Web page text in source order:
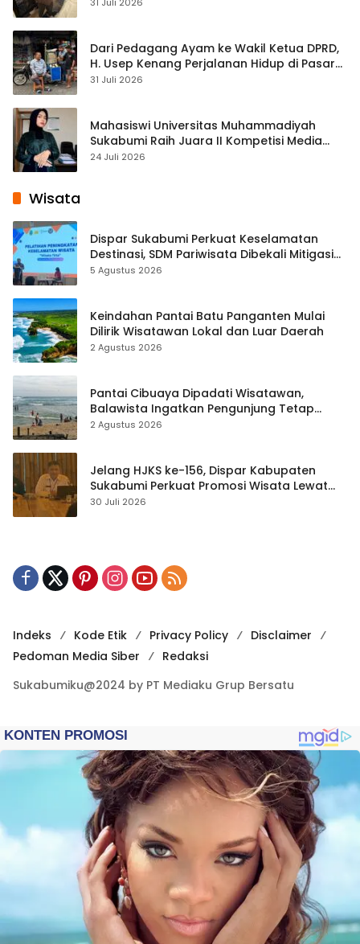
Dari Pedagang Ayam ke Wakil Ketua DPRD,
H. Usep Kenang Perjalanan Hidup di Pasar
Cisaat
31 Juli 2026
Mahasiswi Universitas Muhammadiyah
Sukabumi Raih Juara II Kompetisi Media
Pembelajaran Digital Tingkat Internasional
24 Juli 2026
Wisata
Dispar Sukabumi Perkuat Keselamatan
Destinasi, SDM Pariwisata Dibekali Mitigasi
hingga Teknik Evakuasi
5 Agustus 2026
Keindahan Pantai Batu Panganten Mulai
Dilirik Wisatawan Lokal dan Luar Daerah
2 Agustus 2026
Pantai Cibuaya Dipadati Wisatawan,
Balawista Ingatkan Pengunjung Tetap
Waspada
2 Agustus 2026
Jelang HJKS ke-156, Dispar Kabupaten
Sukabumi Perkuat Promosi Wisata Lewat
Publikasi Digital
30 Juli 2026
Indeks Kode Etik Privacy Policy
Disclaimer
Pedoman Media Siber
Redaksi
Sukabumiku@2024 by PT Mediaku Grup Bersatu